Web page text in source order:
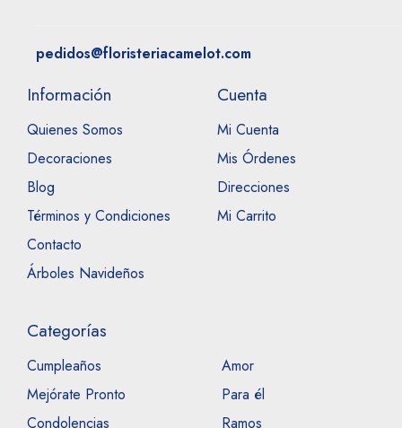
pedidos@floristeriacamelot.com
Información
Quienes Somos
Decoraciones
Blog
Términos y Condiciones
Contacto
Árboles Navideños
Cuenta
Mi Cuenta
Mis Órdenes
Direcciones
Mi Carrito
Categorías
Cumpleaños
Amor
Mejórate Pronto
Para él
Condolencias
Ramos